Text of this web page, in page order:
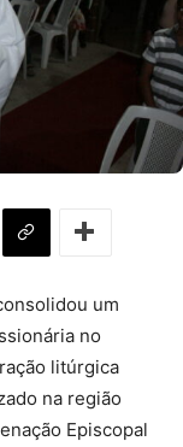
um
no
litúrgica
na região
Episcopal